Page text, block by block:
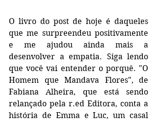
O livro do post de hoje é daqueles
que me surpreendeu positivamente
e me ajudou ainda mais a
desenvolver a empatia. Siga lendo
que você vai entender o porquê. "O
Homem que Mandava Flores", de
Fabiana Alheira, que está sendo
relançado pela r.ed Editora, conta a
história de Emma e Luc, um casal